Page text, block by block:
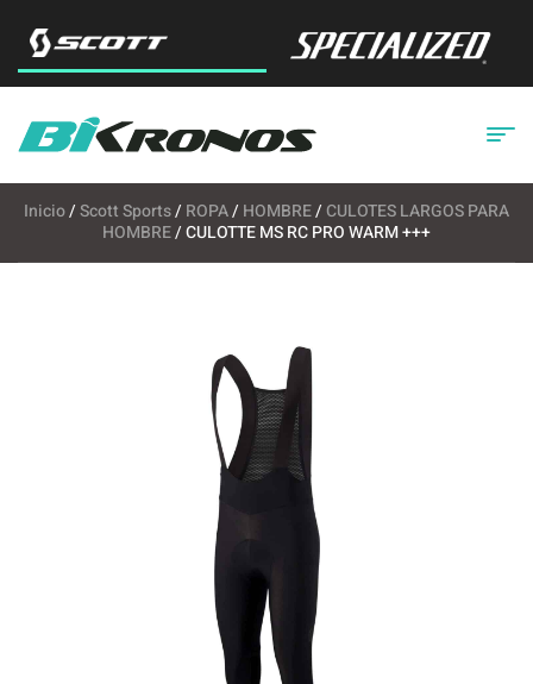
Inicio/Scott Sports/ ROPA/ HOMBRE/ CULOTES LARGOS PARA
HOMBRE/ CULOTTE MS RC PRO WARM +++